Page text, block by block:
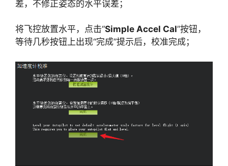
差，不修正姿态的水平误差；
将飞控放置水平，点击“Simple Accel Cal”按钮，
等待几秒按钮上出现“完成”提示后，校准完成；